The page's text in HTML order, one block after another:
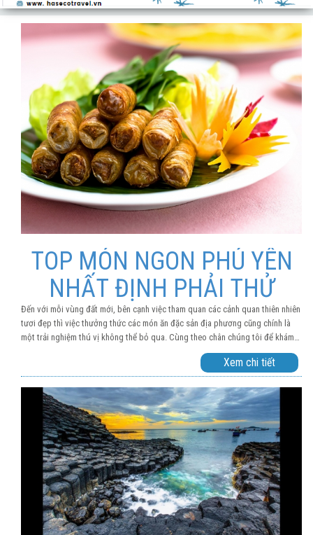
TOP MÓN NGON PHÚ YÊN
NHẤT ĐỊNH PHẢI THỬ
Đến với mỗi vùng đất mới, bên cạnh việc tham quan các cảnh quan thiên nhiên
tươi đẹp thì việc thưởng thức các món ăn đặc sản địa phương cũng chính là
một trải nghiệm thú vị không thể bỏ qua. Cùng theo chân chúng tôi để khám
phá top món ngon Phú Yên cực hấp dẫn mà bạn không nên bỏ qua khi đến du
Xem chi tiết